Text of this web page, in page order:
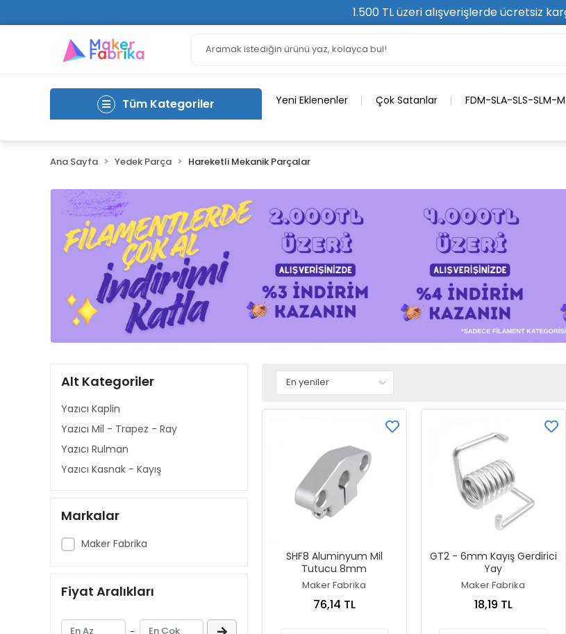
1.500 TL üzeri alışverişlerde ücretsiz
Tüm Kategoriler Yeni Eklenenler Çok Satanlar FDM-SLA-SLS-SLM-
Ana Sayfa Yedek Parça Hareketli Mekanik Parçalar
Alt Kategoriler
Yazıcı Kaplin
Yazıcı Mil - Trapez - Ray
Yazıcı Rulman
Yazıcı Kasnak - Kayış
Markalar
Maker Fabrika
Fiyat Aralıkları
SHF8 Aluminyum Mil
Tutucu 8mm
Maker Fabrika
76,14 TL
GT2 - 6mm Kayış Gerdirici
Yay
Maker Fabrika
18,19 TL